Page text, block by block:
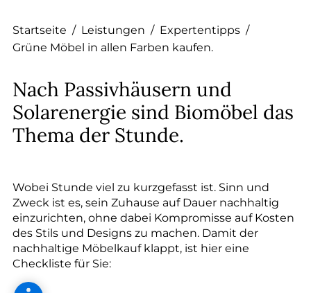
--
Startseite / Leistungen / Expertentipps /
Grüne Möbel in allen Farben kaufen.
Nach Passivhäusern und
Solarenergie sind Biomöbel das
Thema der Stunde.
Wobei Stunde viel zu kurzgefasst ist. Sinn und
Zweck ist es, sein Zuhause auf Dauer nachhaltig
einzurichten, ohne dabei Kompromisse auf Kosten
des Stils und Designs zu machen. Damit der
nachhaltige Möbelkauf klappt, ist hier eine
Checkliste für Sie: